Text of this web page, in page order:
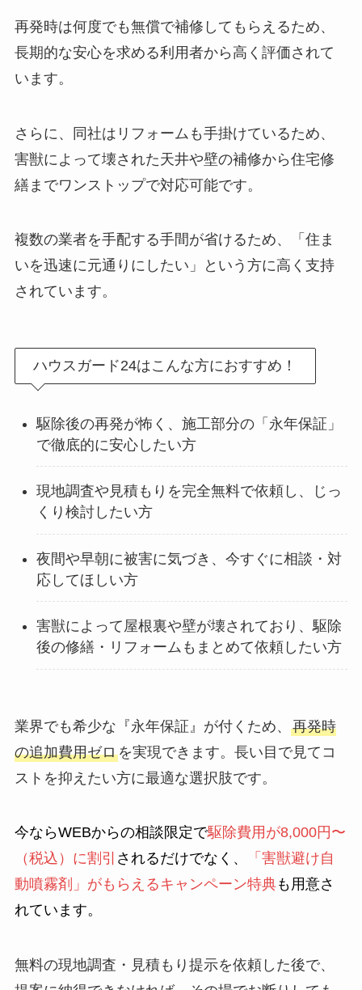
再発時は何度でも無償で補修してもらえるため、
長期的な安心を求める利用者から高く評価されて
います。
さらに、同社はリフォームも手掛けているため、
害獣によって壊された天井や壁の補修から住宅修
繕までワンストップで対応可能です。
複数の業者を手配する手間が省けるため、「住ま
いを迅速に元通りにしたい」という方に高く支持
されています。
ハウスガード24はこんな方におすすめ！
駆除後の再発が怖く、施工部分の「永年保証」
で徹底的に安心したい方
現地調査や見積もりを完全無料で依頼し、じっ
くり検討したい方
夜間や早朝に被害に気づき、今すぐに相談・対
応してほしい方
害獣によって屋根裏や壁が壊されており、駆除
後の修繕・リフォームもまとめて依頼したい方
業界でも希少な『永年保証』が付くため、 再発時
の追加費用ゼロを実現できます。長い目で見てコ
ストを抑えたい方に最適な選択肢です。
今ならWEBからの相談限定で駆除費用が8,000円〜
（税込）に割引 されるだけでなく、
「害獣避け自
動噴霧剤」がもらえるキャンペーン特典も用意さ
れています。
無料の現地調査・見積もり提示を依頼した後で、